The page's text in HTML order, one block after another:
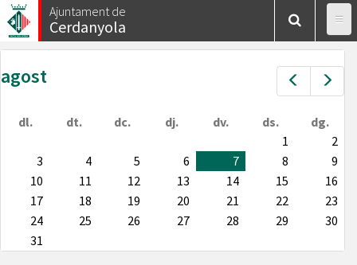
Vés
al
contingut
Ajuntament de
Cerdanyola
Prev
agost
dl. dt. dc. dj. dv. ds.
dg.
1
2
3
4 5 6 7 8
9
10
11 12 13 14 15
16
17
18 19 20 21 22
23
24
25 26 27 28 29
30
31